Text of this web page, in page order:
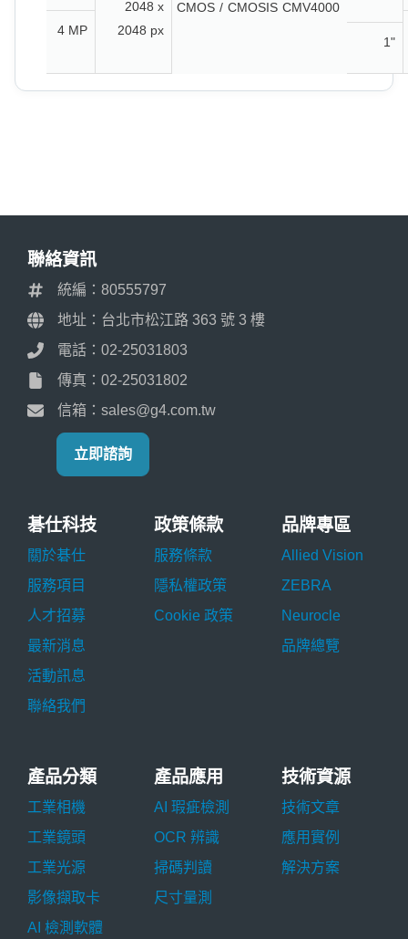
4 MP
2048 x
2048 px
CMOS / CMOSIS CMV4000
1"
聯絡資訊
統編：80555797
地址：台北市松江路 363 號 3 樓
電話：02-25031803
傳真：02-25031802
信箱：sales@g4.com.tw
立即諮詢
碁仕科技
關於碁仕
服務項目
人才招募
最新消息
活動訊息
聯絡我們
政策條款
服務條款
隱私權政策
Cookie 政策
品牌專區
Allied Vision
ZEBRA
Neurocle
品牌總覽
產品分類
工業相機
工業鏡頭
工業光源
影像擷取卡
AI 檢測軟體
產品應用
AI 瑕疵檢測
OCR 辨識
掃碼判讀
尺寸量測
技術資源
技術文章
應用實例
解決方案